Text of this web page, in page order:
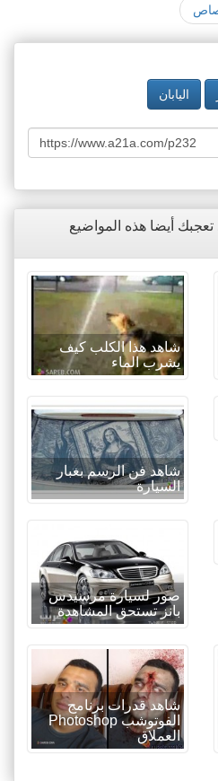
اليابان
أيضا هذه المواضيع
شاهد هذا الكلب كيف
يشرب الماء
شاهد فن الرسم بغبار
السيارة
صور لسيارة مرسيدس
بانز تستحق المشاهدة
شاهد قدرات برنامج
الفوتوشب Photoshop
العملاق